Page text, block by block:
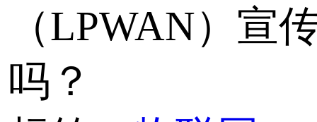
LoRaWAN相比LoRa私
的优势
随着LoRa技术的逐渐推